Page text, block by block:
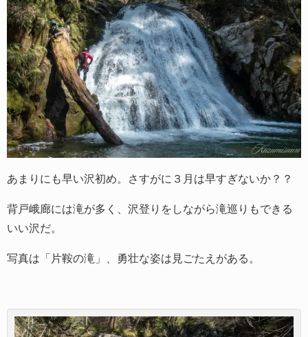
あまりにも早い沢初め。さすがに３月は早すぎないか？？
背戸峨廊には滝が多く、沢登りをしながら滝巡りもできる
いい沢だ。
写真は「片鞍の滝」、勇壮な姿は見ごたえがある。